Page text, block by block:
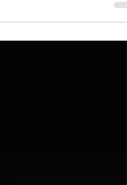
da tatuagem hoje são as
e aqui no estudio